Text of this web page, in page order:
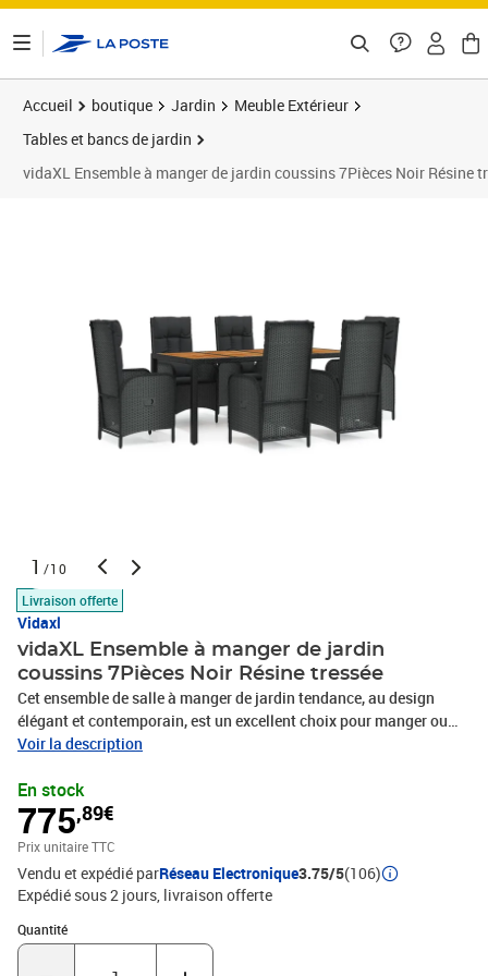
Accueil boutique Jardin
Meuble Extérieur
Tables et bancs de jardin
vidaXL Ensemble à manger de jardin coussins 7Pièces Noir Résine
1 /10
Livraison offerte
Vidaxl
vidaXL Ensemble à manger de jardin
coussins 7Pièces Noir Résine tressée
Cet ensemble de salle à manger de jardin tendance, au design
élégant et contemporain, est un excellent choix pour manger ou
vous détendre dans votre jardin. Matériau résistant aux
rotin poly, résiste aux intempéries et est facile à nettoyer. Elle reste
belle à l'extérieur pendant une longue période. Elle offre une
excellente qualité, commodité et un aspect esthétique.Cadre
robuste : les cadres en acier enduit de poudre rendent l'ensemble
de salle à manger d'extérieur robuste et stable pour une utilisation
quotidienne à l'extérieur.Dessus de table pratique : le dessus de
table en bois d'acacia massif est parfait pour placer des boissons,
des aliments et des décorations. Il a une belle apparence et est
Voir la description
En stock
775,89€
Prix unitaire TTC
Vendu et expédié parRéseau Electronique3.75/5(106)
Expédié sous 2 jours livraison offerte
Quantité
Quantité : 1